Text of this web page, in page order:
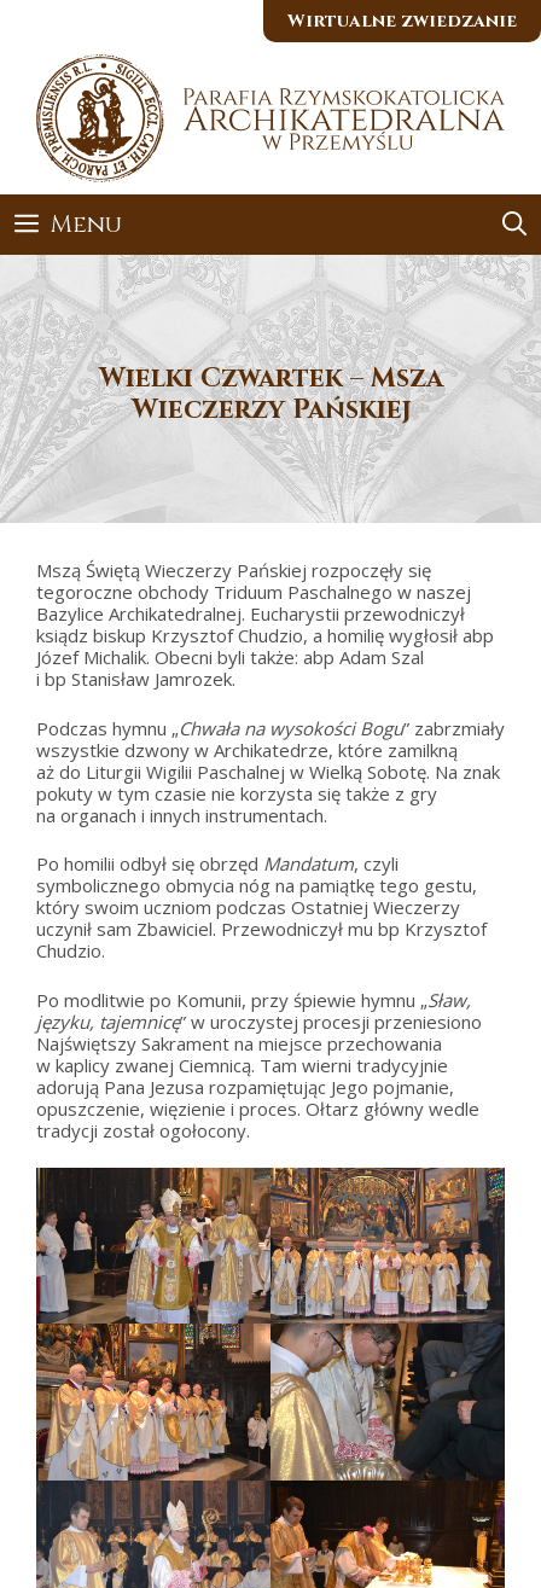
Wirtualne zwiedzanie
Menu
Wielki Czwartek – Msza
Wieczerzy Pańskiej
Mszą Świętą Wieczerzy Pańskiej rozpoczęły się
tegoroczne obchody Triduum Paschalnego w naszej
Bazylice Archikatedralnej. Eucharystii przewodniczył
ksiądz biskup Krzysztof Chudzio, a homilię wygłosił abp
Józef Michalik. Obecni byli także: abp Adam Szal
i bp Stanisław Jamrozek.
Podczas hymnu „Chwała na wysokości Bogu” zabrzmiały
wszystkie dzwony w Archikatedrze, które zamilkną
aż do Liturgii Wigilii Paschalnej w Wielką Sobotę. Na znak
pokuty w tym czasie nie korzysta się także z gry
na organach i innych instrumentach.
Po homilii odbył się obrzęd Mandatum, czyli
symbolicznego obmycia nóg na pamiątkę tego gestu,
który swoim uczniom podczas Ostatniej Wieczerzy
uczynił sam Zbawiciel. Przewodniczył mu bp Krzysztof
Chudzio.
Po modlitwie po Komunii, przy śpiewie hymnu „Sław,
języku, tajemnicę” w uroczystej procesji przeniesiono
Najświętszy Sakrament na miejsce przechowania
w kaplicy zwanej Ciemnicą. Tam wierni tradycyjnie
adorują Pana Jezusa rozpamiętując Jego pojmanie,
opuszczenie, więzienie i proces. Ołtarz główny wedle
tradycji został ogołocony.